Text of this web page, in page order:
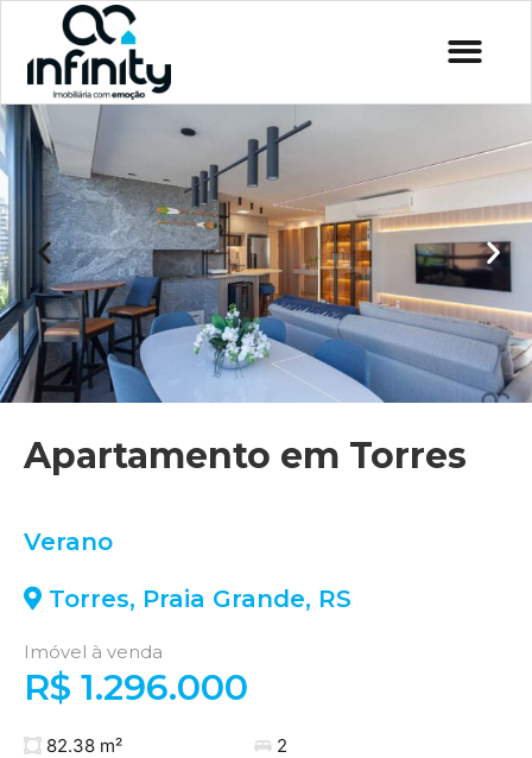
Apartamento em Torres
Verano
Torres, Praia Grande, RS
Imóvel à venda
R$ 1.296.000
82.38 m²
2